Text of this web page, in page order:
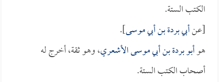
الكتب الستة.
[عنأبي بردة بن أبي موسى].
هوأبو بردة بن أبي موسى الأشعري، وهو ثقة، أخرج له
أصحاب الكتب الستة.